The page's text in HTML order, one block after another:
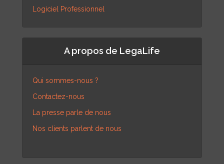
Logiciel Professionnel
A propos de LegaLife
Qui sommes-nous ?
Contactez-nous
La presse parle de nous
Nos clients parlent de nous